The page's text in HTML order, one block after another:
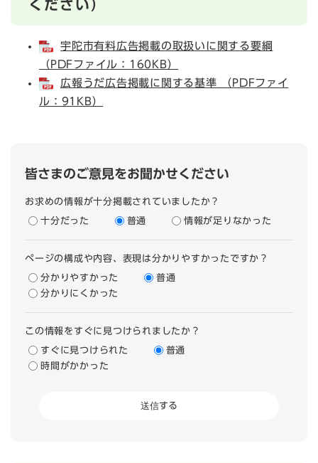
ください）
宇陀市有料広告掲載の取扱いに関する要綱
（PDFファイル：160KB）
広報うだ広告掲載に関する基準 （PDFファイ
ル：91KB）
皆さまのご意見をお聞かせください
お求めの情報が十分掲載されていましたか？
十分だった 普通 情報が足りなかった
ページの構成や内容、表現は分かりやすかったですか？
分かりやすかった
普通
分かりにくかった
この情報をすぐに見つけられましたか？
すぐに見つけられた
普通
時間がかかった